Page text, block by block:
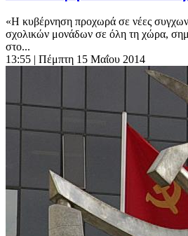
«Η κυβέρνηση προχωρά σε νέες
σχολικών μονάδων σε όλη τη χώρα,
στο...
13:55 | Πέμπτη 15 Μαΐου 2014